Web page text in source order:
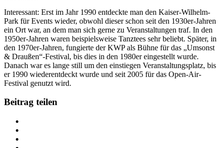
Interessant: Erst im Jahr 1990 entdeckte man den Kaiser-Wilhelm-
Park für Events wieder, obwohl dieser schon seit den 1930er-Jahren
ein Ort war, an dem man sich gerne zu Veranstaltungen traf. In den
1950er-Jahren waren beispielsweise Tanztees sehr beliebt. Später, in
den 1970er-Jahren, fungierte der KWP als Bühne für das „Umsonst
& Draußen“-Festival, bis dies in den 1980er eingestellt wurde.
Danach war es lange still um den einstiegen Veranstaltungsplatz, bis
er 1990 wiederentdeckt wurde und seit 2005 für das Open-Air-
Festival genutzt wird.
Beitrag teilen